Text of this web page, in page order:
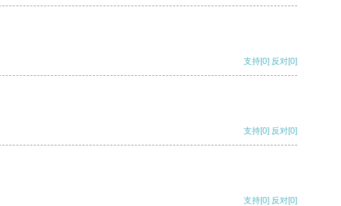
支持[0] 反对[0]
支持[0] 反对[0]
支持[0] 反对[0]